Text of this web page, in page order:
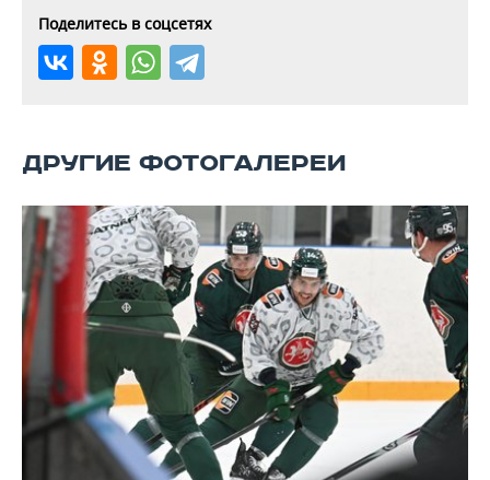
КИБЕРСПОРТ
ФИГУРНОЕ КАТАНИЕ
ХОККЕЙ С МЯЧОМ
КУЛЬТУРА
МЕДИЦИНА
ПРОИСШЕСТВИЯ
СПИСОК КОМПАНИЙ
Поделитесь в соцсетях
ДРУГИЕ ФОТОГАЛЕРЕИ